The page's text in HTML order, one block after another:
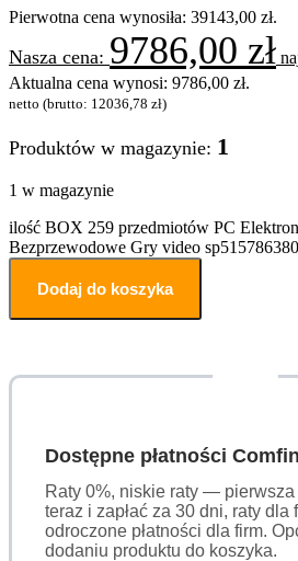
Pierwotna cena wynosiła: 39143,00 zł.
9786,00 zł
Aktualna cena wynosi: 9786,00 zł.
netto (brutto: 12036,78 zł)
Produktów w magazynie: 1
1 w magazynie
ilość BOX 259 przedmiotów PC
Bezprzewodowe Gry video sp515786380
Dodaj do koszyka
Dostępne płatności
Raty 0%, niskie raty —
teraz i zapłać za 30 dni, raty dla
odroczone płatności dla firm.
dodaniu produktu do koszyka.